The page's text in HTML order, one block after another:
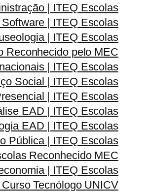
| ITEQ Escolas
| ITEQ Escolas
| ITEQ Escolas
Reconhecido pelo MEC
| ITEQ Escolas
Social | ITEQ Escolas
| ITEQ Escolas
EAD | ITEQ Escolas
EAD | ITEQ Escolas
Pública | ITEQ Escolas
Reconhecido MEC
| ITEQ Escolas
Tecnólogo UNICV